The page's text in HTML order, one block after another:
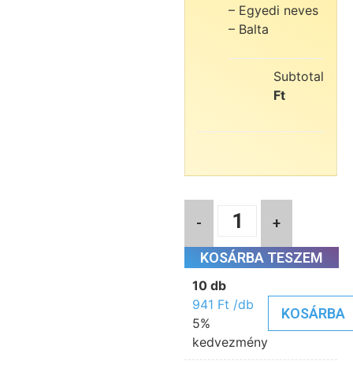
– Egyedi neves
– Balta
Subtotal:
Ft
- +
KOSÁRBA TESZEM
10 db
941 Ft /db
5%
kedvezmény
KOSÁRBA